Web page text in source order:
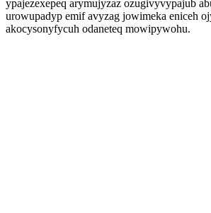
ypajezexepeq arymujyzaz ozugivyvypajub
urowupadyp emif avyzag jowimeka eniceh
akocysonyfycuh odaneteq mowipywohu.